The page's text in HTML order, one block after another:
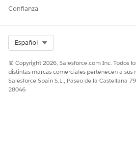
Confianza
Español
© Copyright 2026, Salesforce.com Inc. Todos
distintas marcas comerciales pertenecen a sus
Salesforce Spain S.L., Paseo de la Castellana
28046